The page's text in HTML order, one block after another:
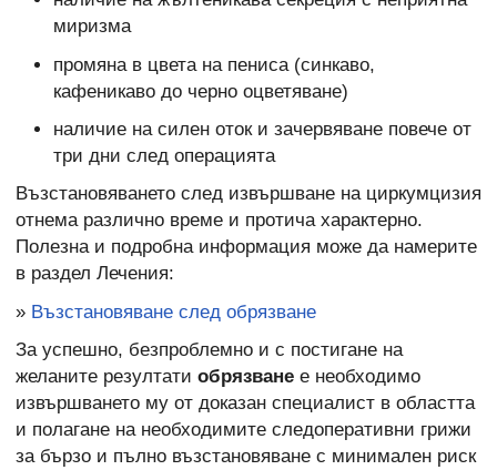
миризма
промяна в цвета на пениса (синкаво,
кафеникаво до черно оцветяване)
наличие на силен оток и зачервяване повече от
три дни след операцията
Възстановяването след извършване на циркумцизия
отнема различно време и протича характерно.
Полезна и подробна информация може да намерите
в раздел Лечения:
» Възстановяване след обрязване
За успешно, безпроблемно и с постигане на
желаните резултати обрязване е необходимо
извършването му от доказан специалист в областта
и полагане на необходимите следоперативни грижи
за бързо и пълно възстановяване с минимален риск